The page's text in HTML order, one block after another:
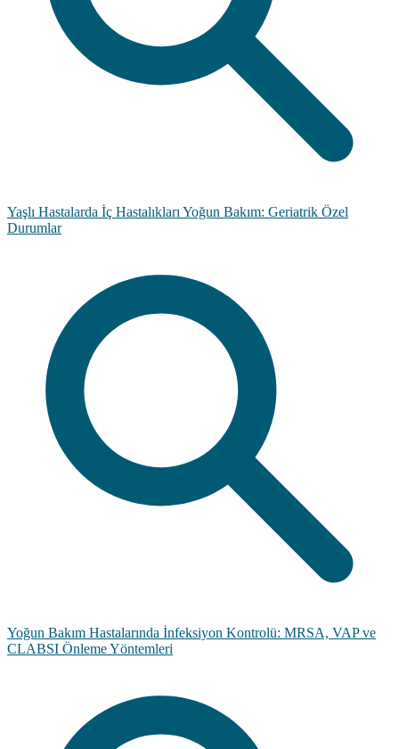
Yaşlı Hastalarda İç Hastalıkları Yoğun Bakım: Geriatrik Özel
Durumlar
Yoğun Bakım Hastalarında İnfeksiyon Kontrolü: MRSA, VAP ve
CLABSI Önleme Yöntemleri